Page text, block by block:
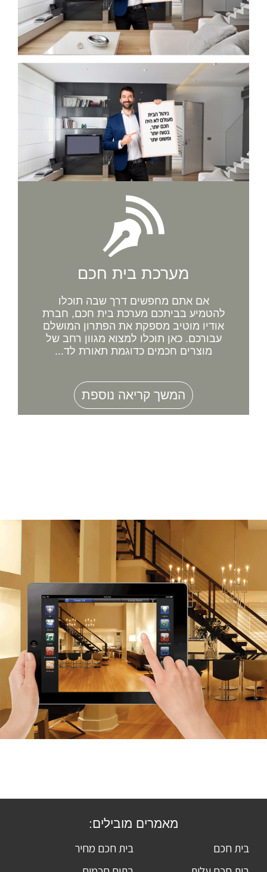
מערכת בית חכם
אם אתם מחפשים דרך שבה תוכלו
להטמיע בביתכם מערכת בית חכם, חברת
אודיו מוטיב מספקת את הפתרון המושלם
עבורכם. כאן תוכלו למצוא מגוון רחב של
מוצרים חכמים כדוגמת תאורת לד...
המשך קריאה נוספת
מאמרים מובילים:
בית חכם
בית חכם מחיר